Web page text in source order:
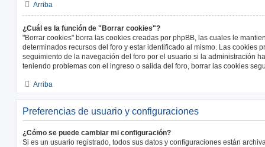
Arriba
¿Cuál es la función de "Borrar cookies"?
"Borrar cookies" borra las cookies creadas por phpBB, las cuales le
determinados recursos del foro y estar identificado al mismo. Las cookies
seguimiento de la navegación del foro por el usuario si la administración
teniendo problemas con el ingreso o salida del foro, borrar las cookies
Arriba
Preferencias de usuario y configuraciones
¿Cómo se puede cambiar mi configuración?
Si es un usuario registrado, todos sus datos y configuraciones están